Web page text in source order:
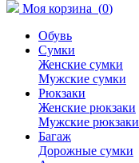
Моя корзина (0)
Обувь
Сумки
Женские сумки
Мужские сумки
Рюкзаки
Женские рюкзаки
Мужские рюкзаки
Багаж
Дорожные сумки